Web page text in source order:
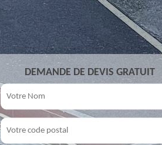
DEMANDE DE DEVIS GRATUIT